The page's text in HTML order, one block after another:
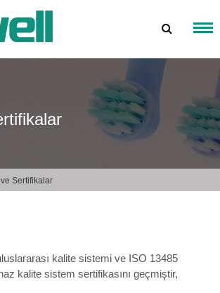
Sertifikalar
kalite sistemi ve ISO 13485
kalite sistem sertifikasını geçmiştir,